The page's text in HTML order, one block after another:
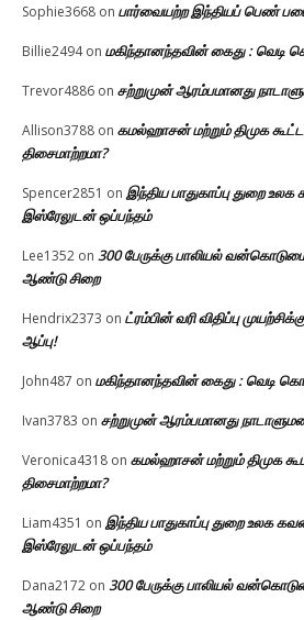
Sophie3668 on பார்வையற்ற இந்தியப் பெண்
Billie2494on மகிந்தானந்தவின் கைது : வெடி
Trevor4886 on சற்றுமுன் ஆரம்பமானது
Allison3788 on கமல்ஹாசன் மற்றும் திமுக
திசைமாற்றமா?
Spencer2851 on இந்திய பாதுகாப்பு துறை
இஸ்ரேலுடன் ஒப்பந்தம்
Lee1352 on 300 பேருக்கு பாலியல்
ஆண்டு சிறை
Hendrix2373 on ட்ரம்பின் வரி விதிப்பு
ஆப்பு!
John487 on மகிந்தானந்தவின் கைது : வெடி
Ivan3783 on சற்றுமுன் ஆரம்பமானது
Veronica4318 on கமல்ஹாசன் மற்றும் திமுக
திசைமாற்றமா?
Liam4351 on இந்திய பாதுகாப்பு துறை உலக
இஸ்ரேலுடன் ஒப்பந்தம்
Dana2172 on 300 பேருக்கு பாலியல்
ஆண்டு சிறை